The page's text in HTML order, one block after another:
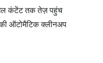
कंटेंट तक तेज़ पहुंच
ऑटोमैटिक क्लीनअप